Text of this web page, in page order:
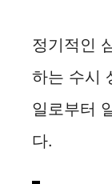
정기적인
하는 수시
일로부터
다.